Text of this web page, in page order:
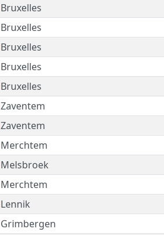
Bruxelles
Bruxelles
Bruxelles
Bruxelles
Bruxelles
Zaventem
Zaventem
Merchtem
Melsbroek
Merchtem
Lennik
Grimbergen